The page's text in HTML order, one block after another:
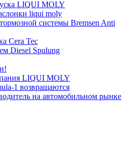
LIQUI MOLY
liqui moly
системы Bremsen Anti
Cera Tec
Diesel Spulung
LIQUI MOLY
1 возвращаются
на автомобильном рынке